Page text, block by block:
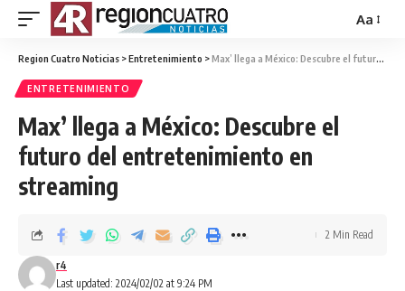
Aa
Region Cuatro Noticias >Entretenimiento >Max’ llega a México: Descubre el futuro del entretenimiento en streaming
ENTRETENIMIENTO
Max’ llega a México: Descubre el
futuro del entretenimiento en
streaming
Last updated: 2024/02/02 at 9:24 PM
r4
2 Min Read